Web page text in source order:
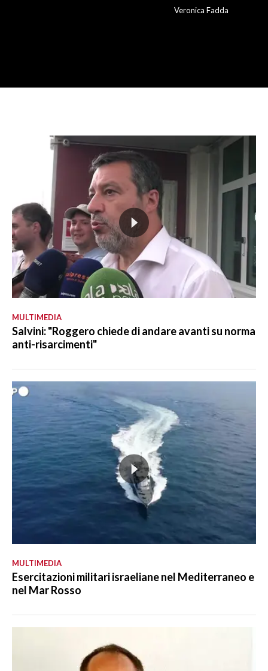
Veronica Fadda
MULTIMEDIA
Salvini: "Roggero chiede di andare avanti su norma
anti-risarcimenti"
MULTIMEDIA
Esercitazioni militari israeliane nel Mediterraneo e
nel Mar Rosso